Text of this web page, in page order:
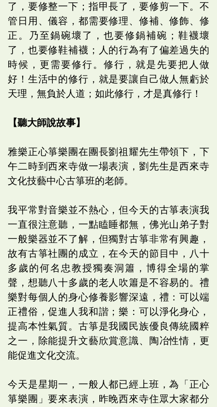
了，要修整一下；指甲長了，要修剪一下。不
管日用、儀容，都需要修理、修補、修飾、修
正。乃至鍋碗壞了，也要修鍋補碗；鞋襪壞
了，也要修鞋補襪；人的行為有了偏差過失的
時候，更需要修行。修行，就是先要把人做
好！生活中的修行，就是要讓自己做人無虧於
天理，無負於人道；如此修行，才是真修行！
【聽大師說故事】
雅樂正心箏樂團在團長劉祖耀先生帶領下，下
午二時到西來寺做一場表演，劉先生是西來寺
文化技藝中心古箏班的老師。
我平常對音樂並不熱心，但今天的古箏表演我
一直很注意聽，一點瞌睡都無，佛光山弟子對
一般樂器並不了解，但獨對古箏非常有興趣，
故有古箏社團的成立，在今天的節目中，八十
多歲的何名忠教授獨奏洞簫，博得全場的掌
聲，想聽八十多歲的老人吹簫是不容易的。禮
樂對每個人的身心修養影響深遠，禮：可以端
正禮俗，促進人我和諧；樂：可以淨化身心，
提高本性氣質。古箏是我國民族優良傳統國粹
之一，除能提升文藝欣賞意識、陶冶性情，更
能促進文化交流。
今天是星期一，一般人都已經上班，為「正心
箏樂團」要來表演，昨晚西來寺住眾大家都分